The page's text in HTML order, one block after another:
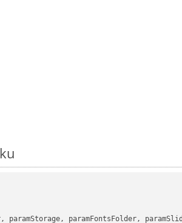
paramStorage, paramFontsFolder,